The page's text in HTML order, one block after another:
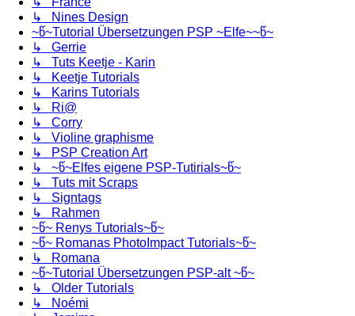
↳ Nines Design
~წ~Tutorial Übersetzungen PSP ~Elfe~~წ~
↳ Gerrie
↳ Tuts Keetje - Karin
↳ Keetje Tutorials
↳ Karins Tutorials
↳ Ri@
↳ Corry
↳ Violine graphisme
↳ PSP Creation Art
↳ ~წ~Elfes eigene PSP-Tutirials~წ~
↳ Tuts mit Scraps
↳ Signtags
↳ Rahmen
~წ~ Renys Tutorials~წ~
~წ~ Romanas PhotoImpact Tutorials~წ~
↳ Romana
~წ~Tutorial Übersetzungen PSP-alt ~წ~
↳ Older Tutorials
↳ Noémi